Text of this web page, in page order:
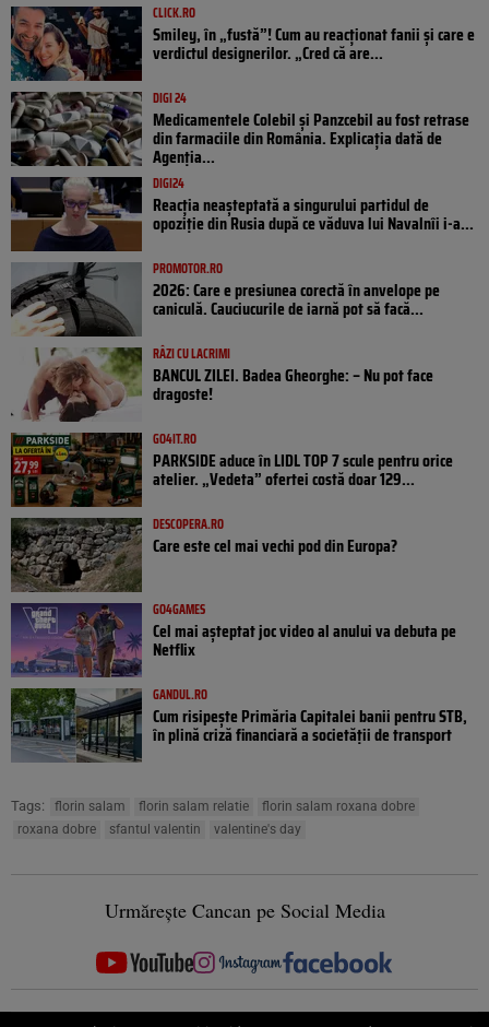
CLICK.RO
Smiley, în „fustă”! Cum au reacționat fanii și care e
verdictul designerilor. „Cred că are...
DIGI 24
Medicamentele Colebil și Panzcebil au fost retrase
din farmaciile din România. Explicația dată de
Agenția...
DIGI24
Reacția neașteptată a singurului partidul de
opoziţie din Rusia după ce văduva lui Navalnîi i-a...
PROMOTOR.RO
2026: Care e presiunea corectă în anvelope pe
caniculă. Cauciucurile de iarnă pot să facă...
RÂZI CU LACRIMI
BANCUL ZILEI. Badea Gheorghe: – Nu pot face
dragoste!
GO4IT.RO
PARKSIDE aduce în LIDL TOP 7 scule pentru orice
atelier. „Vedeta” ofertei costă doar 129...
DESCOPERA.RO
Care este cel mai vechi pod din Europa?
GO4GAMES
Cel mai așteptat joc video al anului va debuta pe
Netflix
GANDUL.RO
Cum risipește Primăria Capitalei banii pentru STB,
în plină criză financiară a societății de transport
Tags: florin salam florin salam relatie
florin salam roxana dobre
roxana dobre
sfantul valentin valentine's day
Urmărește Cancan pe Social Media